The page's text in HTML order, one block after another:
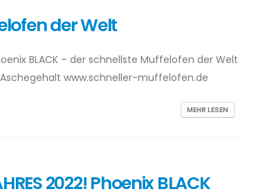
der Welt
BLACK – der schnellste Muffelofen der Welt
www.schneller-muffelofen.de
MEHR LESEN
2022! Phoenix BLACK